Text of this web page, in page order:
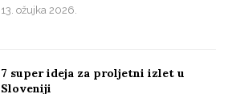
13. ožujka 2026.
7 super ideja za proljetni izlet u
Sloveniji